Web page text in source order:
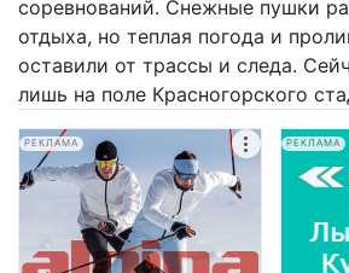
соревнований. Снежные пушки
отдыха, но теплая погода и
оставили от трассы и следа.
лишь на поле Красногорского
РЕКЛАМА РЕКЛАМА